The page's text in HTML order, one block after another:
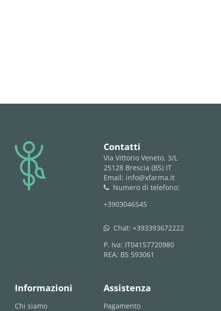
logo Contatti
Via Vittorio Veneto, 3/L
25128 Brescia (BS) IT
Email: info@xfarma.it
phone
Numero di telefono:
+3903046545
whatsapp Chat: +393393672222
P. Iva: IT04157720980
REA: BS 593061
Informazioni
Chi siamo
Assistenza
Pagamento